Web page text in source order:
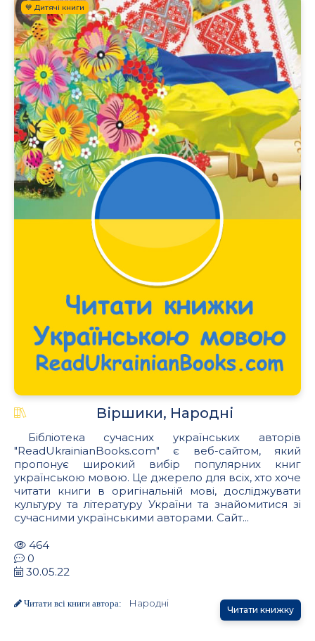
💙 Дитячі книги
Віршики, Народні
Бібліотека сучасних українських авторів
"ReadUkrainianBooks.com" є веб-сайтом, який
пропонує широкий вибір популярних книг
українською мовою. Це джерело для всіх, хто хоче
читати книги в оригінальній мові, досліджувати
культуру та літературу України та знайомитися зі
сучасними українськими авторами. Сайт...
464
0
30.05.22
Читати всі книги автора: Народні
Читати книжку